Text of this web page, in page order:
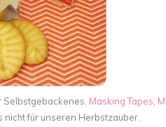
Selbstgebackenes. Masking Tapes
nicht für unseren Herbstzauber.